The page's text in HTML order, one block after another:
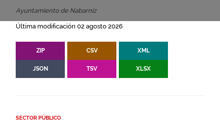
Ayuntamiento de Nabarniz
Última modificación 02 agosto 2026
ZIP CSV XML
JSON TSV XLSX
SECTOR PÚBLICO